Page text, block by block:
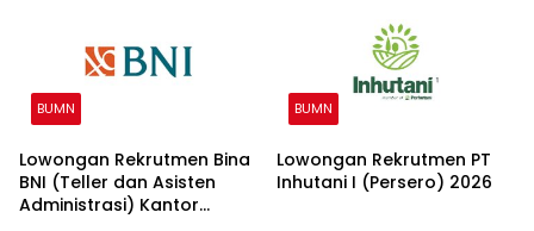
BUMN
Lowongan Rekrutmen Bina
BNI (Teller dan Asisten
Administrasi) Kantor
BUMN
Lowongan Rekrutmen PT
Inhutani I (Persero) 2026